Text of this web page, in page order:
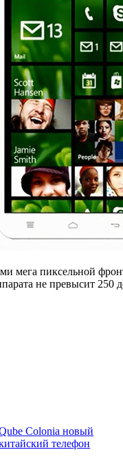
мега пиксельной
не превысит 250
Colonia новый
телефон